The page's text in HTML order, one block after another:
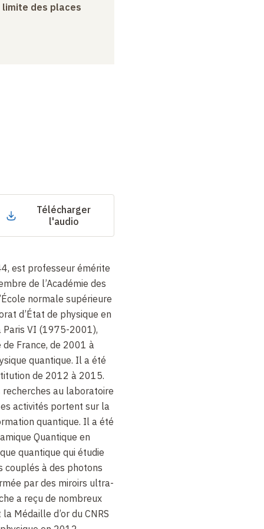
limite des places
Télécharger
l'audio
est professeur émérite
de l’Académie des
normale supérieure
d’État de physique en
VI (1975-2001),
France, de 2001 à
quantique. Il a été
de 2012 à 2015.
recherches au laboratoire
activités portent sur la
quantique. Il a été
Quantique en
quantique qui étudie
couplés à des photons
par des miroirs ultra-
a reçu de nombreux
Médaille d’or du CNRS